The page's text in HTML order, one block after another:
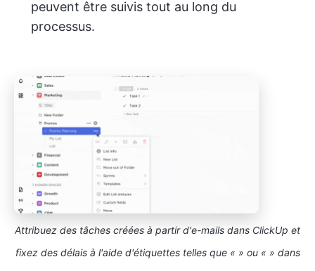
peuvent être suivis tout au long du
processus.
Attribuez des tâches créées à partir d'e-mails dans ClickUp et
fixez des délais à l'aide d'étiquettes telles que « » ou « » dans